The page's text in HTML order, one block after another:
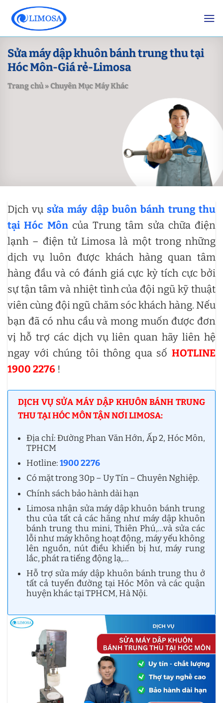
content
Sửa máy dập khuôn bánh trung thu tại
Hóc Môn-Giá rẻ-Limosa
Trang chủ»Chuyên Mục Máy Khác
Dịch vụsửa máy dập buôn bánh trung thu
tại Hóc Môn của Trung tâm sửa chữa điện
lạnh – điện tử Limosa là một trong những
dịch vụ luôn được khách hàng quan tâm
hàng đầu và có đánh giá cực kỳ tích cực bởi
sự tận tâm và nhiệt tình của đội ngũ kỹ thuật
viên cùng đội ngũ chăm sóc khách hàng. Nếu
bạn đã có nhu cầu và mong muốn được đơn
vị hỗ trợ các dịch vụ liên quan hãy liên hệ
ngay với chúng tôi thông qua số HOTLINE
1900 2276 !
DỊCH VỤ SỬA MÁY DẬP KHUÔN BÁNH TRUNG
THU TẠI HÓC MÔN TẬN NƠI LIMOSA:
Địa chỉ: Đường Phan Văn Hớn, Ấp 2, Hóc Môn,
TPHCM
Hotline:1900 2276
Có mặt trong 30p – Uy Tín – Chuyên Nghiệp.
Chính sách bảo hành dài hạn
Limosa nhận sửa máy dập khuôn bánh trung
thu của tất cả các hãng như máy dập khuôn
bánh trung thu mini, Thiên Phú,…và sửa các
lỗi như máy không hoạt động, máy yếu không
lên nguồn, nút điều khiển bị hư, máy rung
lắc, phát ra tiếng động lạ,…
Hỗ trợ sửa máy dập khuôn bánh trung thu ở
tất cả tuyến đường tại Hóc Môn và các quận
huyện khác tại TPHCM, Hà Nội.